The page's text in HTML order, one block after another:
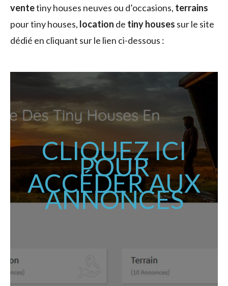
ventetiny houses neuves ou d’occasions, terrains
pour tiny houses, location de tiny houses sur le site
dédié en cliquant sur le lien ci-dessous :
CLIQUEZ ICI
POUR
ACCÉDER AUX
ANNONCES